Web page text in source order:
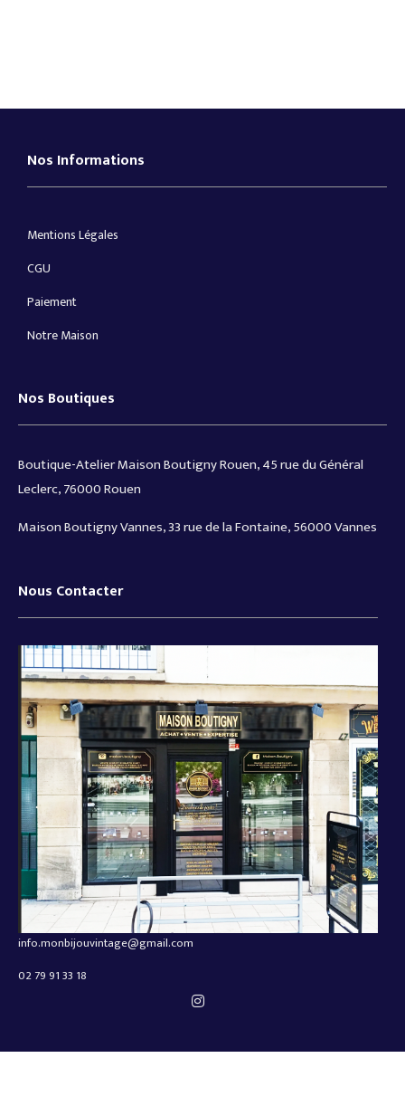
Nos Informations
Mentions Légales
CGU
Paiement
Notre Maison
Nos Boutiques
Boutique-Atelier Maison Boutigny Rouen, 45 rue du Général
Leclerc, 76000 Rouen
Maison Boutigny Vannes, 33 rue de la Fontaine, 56000 Vannes
Nous Contacter
info.monbijouvintage@gmail.com
02 79 91 33 18